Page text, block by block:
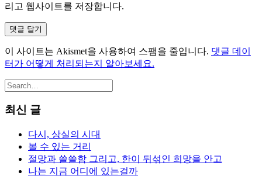
리고 웹사이트를 저장합니다.
이 사이트는 Akismet을 사용하여 스팸을 줄입니다. 댓글 데이
터가 어떻게 처리되는지 알아보세요.
최신 글
다시, 상실의 시대
볼 수 있는 거리
절망과 쓸쓸함 그리고, 한이 뒤섞인 희망을 안고
나는 지금 어디에 있는걸까